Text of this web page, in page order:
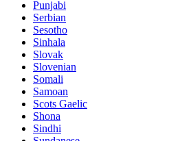
Punjabi
Serbian
Sesotho
Sinhala
Slovak
Slovenian
Somali
Samoan
Scots Gaelic
Shona
Sindhi